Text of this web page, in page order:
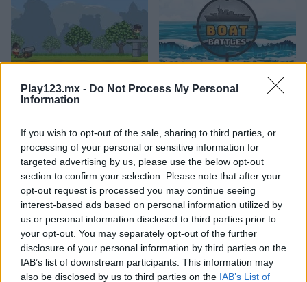
Play123.mx - Do Not Process My Personal
Information
If you wish to opt-out of the sale, sharing to third parties, or
processing of your personal or sensitive information for
targeted advertising by us, please use the below opt-out
section to confirm your selection. Please note that after your
opt-out request is processed you may continue seeing
interest-based ads based on personal information utilized by
us or personal information disclosed to third parties prior to
your opt-out. You may separately opt-out of the further
disclosure of your personal information by third parties on the
IAB’s list of downstream participants. This information may
also be disclosed by us to third parties on the IAB’s List of
Cannons and Soldiers: Mountain Offense Boat Battles
Boss Level: Shootout
Categorías Relacionadas